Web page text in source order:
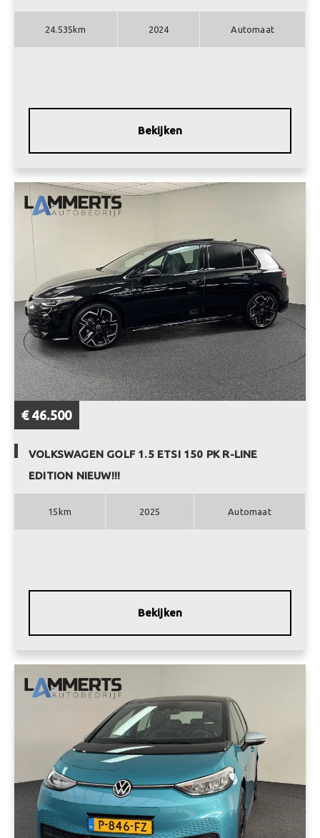
24.535km 2024 Automaat
Bekijken
€ 46.500
VOLKSWAGEN GOLF 1.5 ETSI 150 PK R-LINE
EDITION NIEUW!!!
15km 2025 Automaat
Bekijken